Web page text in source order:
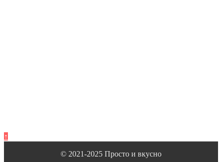
↑
© 2021-2025 Просто и вкусно